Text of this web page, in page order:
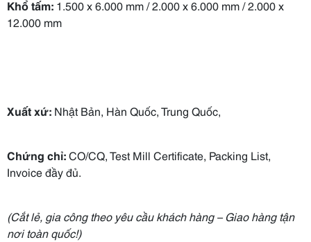
Khổ tấm: 1.500 x 6.000 mm / 2.000 x 6.000 mm / 2.000 x
12.000 mm
Xuất xứ: Nhật Bản, Hàn Quốc, Trung Quốc,
Chứng chỉ:CO/CQ, Test Mill Certificate, Packing List,
Invoice đầy đủ.
(Cắt lẻ, gia công theo yêu cầu khách hàng – Giao hàng tận
nơi toàn quốc!)